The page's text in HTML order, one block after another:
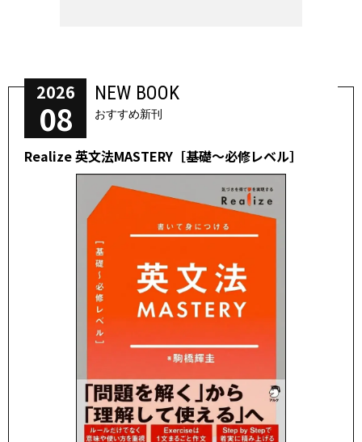
2026
08
NEW BOOK
おすすめ新刊
Realize 英文法MASTERY［基礎～必修レベル］